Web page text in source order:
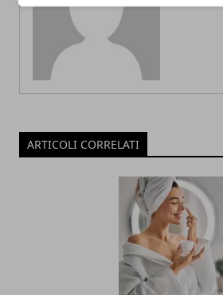
ARTICOLI CORRELATI